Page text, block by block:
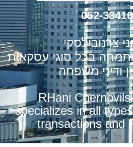
052-
צרנובילסקי
בכל סוגי עסקאות
ודיני משפחה
RHani
specializes in all
transactions and